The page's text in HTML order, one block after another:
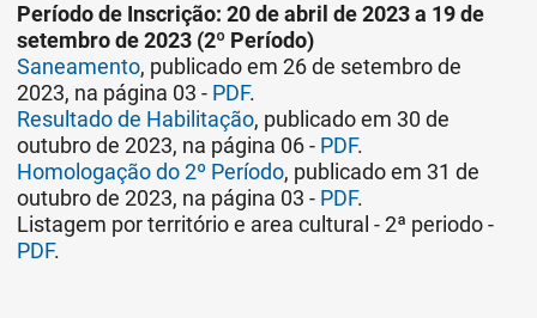
Período de Inscrição: 20 de abril de 2023 a 19 de
setembro de 2023 (2º Período)
Saneamento, publicado em 26 de setembro de
2023, na página 03 - PDF.
Resultado de Habilitação, publicado em 30 de
outubro de 2023, na página 06 - PDF.
Homologação do 2º Período, publicado em 31 de
outubro de 2023, na página 03 - PDF.
Listagem por território e area cultural - 2ª periodo -
PDF.